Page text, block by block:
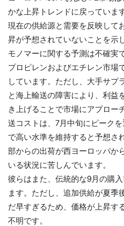
かな上昇トレンドに戻っていま
現在の供給源と需要を反映して
昇が予想されていないことを示
モノマーに関する予測は不確実
プロピレンおよびエチレン市場
しています。ただし、大手サプ
と海上輸送の障害により、利益
き上げることで市場にアプロー
送コストは、7月中旬にピーク
で高い水準を維持すると予想さ
部からの出荷が西ヨーロッパか
いる状況に苦しんでいます。
彼らはまた、伝統的な9月の購
ます。ただし、追加供給が夏季
だ早すぎるため、価格が上昇す
不明です。